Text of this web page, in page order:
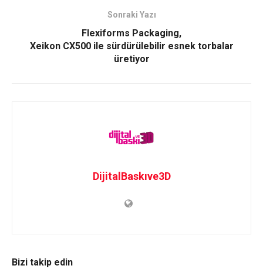
Sonraki Yazı
Flexiforms Packaging,
Xeikon CX500 ile sürdürülebilir esnek torbalar
üretiyor
DijitalBaskıve3D
Bizi takip edin